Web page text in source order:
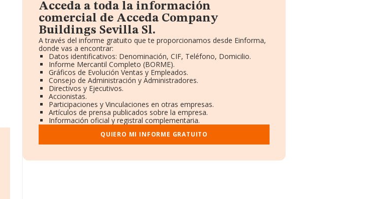
Acceda a toda la información
comercial de Acceda Company
Buildings Sevilla Sl.
A través del informe gratuito que te proporcionamos desde Einforma,
donde vas a encontrar:
Datos identificativos: Denominación, CIF, Teléfono, Domicilio.
Informe Mercantil Completo (BORME).
Gráficos de Evolución Ventas y Empleados.
Consejo de Administración y Administradores.
Directivos y Ejecutivos.
Accionistas.
Participaciones y Vinculaciones en otras empresas.
Artículos de prensa publicados sobre la empresa.
Información oficial y registral complementaria.
QUIERO MI INFORME GRATUITO